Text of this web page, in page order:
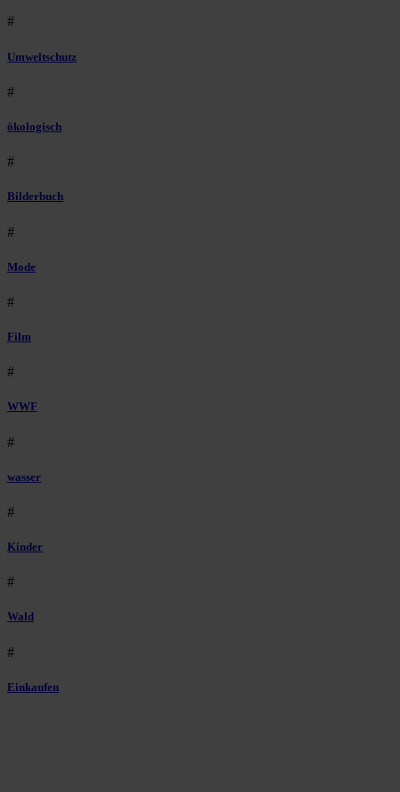
#
Umweltschutz
#
ökologisch
#
Bilderbuch
#
Mode
#
Film
#
WWF
#
wasser
#
Kinder
#
Wald
#
Einkaufen